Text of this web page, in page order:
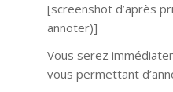
[screenshot d’après
annoter)]
Vous serez
vous permettant